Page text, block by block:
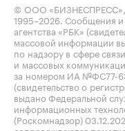
© ООО
1995–2026 . Сообщения
агентства «РБК»
массовой информации
по надзору в сфере
и массовых
за номером ИА №ФС77-
(свидетельство о
выдано Федеральной
информационных
(Роскомнадзор)